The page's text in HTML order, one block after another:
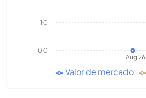
Aug 26
0€
1€
Valor de mercado